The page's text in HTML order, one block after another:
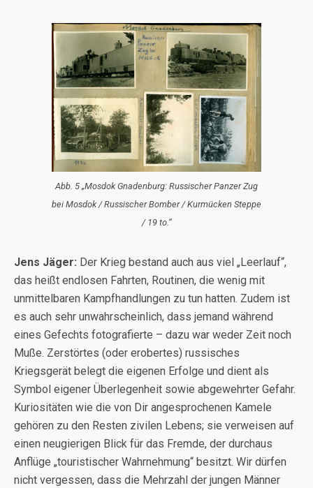
Abb. 5 „Mosdok Gnadenburg: Russischer Panzer Zug
bei Mosdok / Russischer Bomber / Kurmücken Steppe
/ 19 to.“
Jens Jäger: Der Krieg bestand auch aus viel „Leerlauf“,
das heißt endlosen Fahrten, Routinen, die wenig mit
unmittelbaren Kampfhandlungen zu tun hatten. Zudem ist
es auch sehr unwahrscheinlich, dass jemand während
eines Gefechts fotografierte – dazu war weder Zeit noch
Muße. Zerstörtes (oder erobertes) russisches
Kriegsgerät belegt die eigenen Erfolge und dient als
Symbol eigener Überlegenheit sowie abgewehrter Gefahr.
Kuriositäten wie die von Dir angesprochenen Kamele
gehören zu den Resten zivilen Lebens; sie verweisen auf
einen neugierigen Blick für das Fremde, der durchaus
Anflüge „touristischer Wahrnehmung“ besitzt. Wir dürfen
nicht vergessen, dass die Mehrzahl der jungen Männer